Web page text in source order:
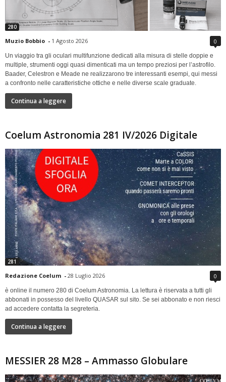
280
Muzio Bobbio - 1 Agosto 2026 0
Un viaggio tra gli oculari multifunzione dedicati alla misura di stelle doppie e
multiple, strumenti oggi quasi dimenticati ma un tempo preziosi per l’astrofilo.
Baader, Celestron e Meade ne realizzarono tre interessanti esempi, qui messi
a confronto nelle caratteristiche ottiche e nelle diverse scale graduate.
Continua a leggere
Coelum Astronomia 281 IV/2026 Digitale
281
Redazione Coelum - 28 Luglio 2026 0
è online il numero 280 di Coelum Astronomia. La lettura è riservata a tutti gli
abbonati in possesso del livello QUASAR sul sito. Se sei abbonato e non riesci
ad accedere contatta la segreteria.
Continua a leggere
MESSIER 28 M28 – Ammasso Globulare